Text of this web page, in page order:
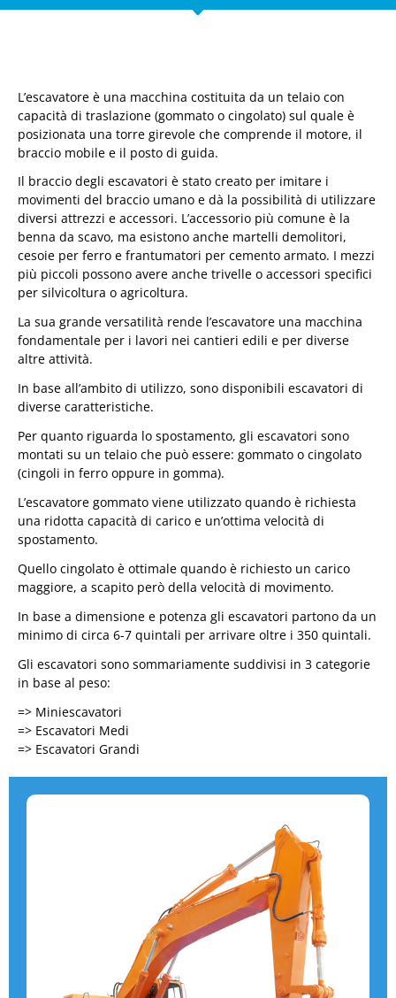
L’escavatore è una macchina costituita da un telaio con
capacità di traslazione (gommato o cingolato) sul quale è
posizionata una torre girevole che comprende il motore, il
braccio mobile e il posto di guida.
Il braccio degli escavatori è stato creato per imitare i
movimenti del braccio umano e dà la possibilità di utilizzare
diversi attrezzi e accessori. L’accessorio più comune è la
benna da scavo, ma esistono anche martelli demolitori,
cesoie per ferro e frantumatori per cemento armato. I mezzi
più piccoli possono avere anche trivelle o accessori specifici
per silvicoltura o agricoltura.
La sua grande versatilità rende l’escavatore una macchina
fondamentale per i lavori nei cantieri edili e per diverse
altre attività.
In base all’ambito di utilizzo, sono disponibili escavatori di
diverse caratteristiche.
Per quanto riguarda lo spostamento, gli escavatori sono
montati su un telaio che può essere: gommato o cingolato
(cingoli in ferro oppure in gomma).
L’escavatore gommato viene utilizzato quando è richiesta
una ridotta capacità di carico e un’ottima velocità di
spostamento.
Quello cingolato è ottimale quando è richiesto un carico
maggiore, a scapito però della velocità di movimento.
In base a dimensione e potenza gli escavatori partono da un
minimo di circa 6-7 quintali per arrivare oltre i 350 quintali.
Gli escavatori sono sommariamente suddivisi in 3 categorie
in base al peso:
=> Miniescavatori
=> Escavatori Medi
=> Escavatori Grandi